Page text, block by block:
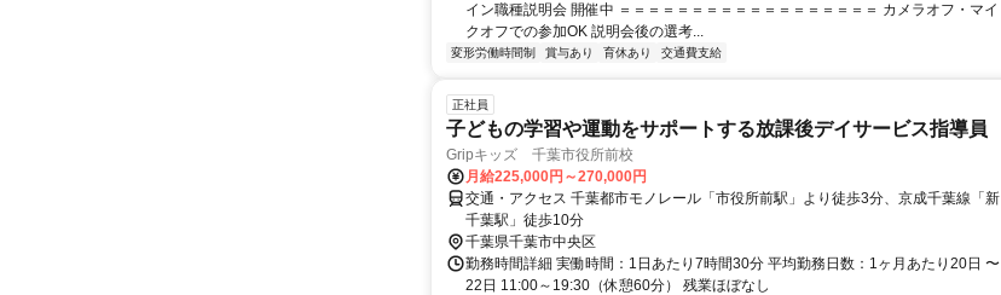
イン職種説明会 開催中 ＝＝＝＝＝＝＝＝＝＝＝＝＝＝＝＝＝＝ カメラオフ・マイ
クオフでの参加OK 説明会後の選考...
変形労働時間制 賞与あり 育休あり 交通費支給
正社員
子どもの学習や運動をサポートする放課後デイサービス指導員
Gripキッズ 千葉市役所前校
月給225,000円～270,000円
交通・アクセス 千葉都市モノレール「市役所前駅」より徒歩3分、京成千葉線「新
千葉駅」徒歩10分
千葉県千葉市中央区
勤務時間詳細 実働時間：1日あたり7時間30分 平均勤務日数：1ヶ月あたり20日 〜
22日 11:00～19:30（休憩60分） 残業ほぼなし